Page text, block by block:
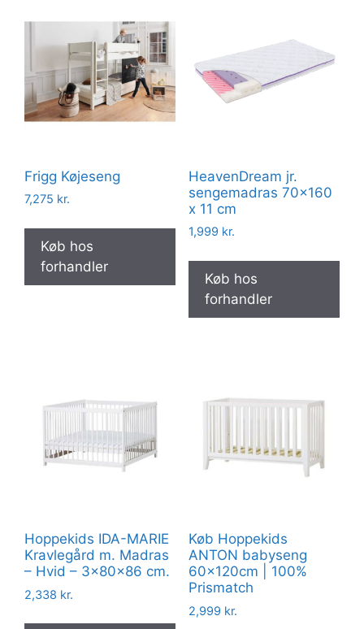
Frigg Køjeseng
7,275 kr.
Køb hos
forhandler
HeavenDream jr.
sengemadras 70×160
x 11 cm
1,999 kr.
Køb hos
forhandler
Hoppekids IDA-MARIE
Kravlegård m. Madras
– Hvid – 3x80x86 cm.
2,338 kr.
Køb Hoppekids
ANTON babyseng
60x120cm | 100%
Prismatch
2,999 kr.